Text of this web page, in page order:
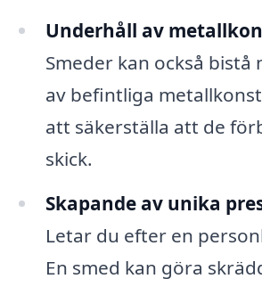
Underhåll av
Smeder kan också bistå
av befintliga
att säkerställa att de
skick.
Skapande av unika
Letar du efter en
En smed kan göra